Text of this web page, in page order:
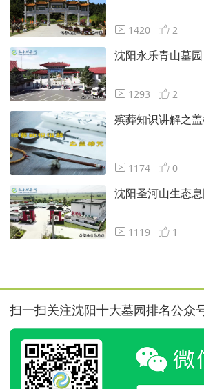
1420 2
沈阳永乐青山墓园
1293 2
殡葬知识讲解之
1174 0
沈阳圣河山生态
1119 1
扫一扫关注沈阳十大墓园排名公众